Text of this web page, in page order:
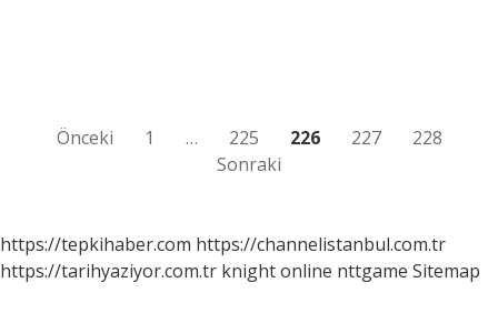
Yazı
Önceki 1 … 225 226 227
228
Sonraki
https://tepkihaber.com https://channelistanbul.com.tr
https://tarihyaziyor.com.tr knight online nttgame Sitemap